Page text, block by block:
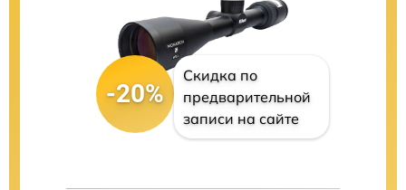
-20%
Скидка по
предварительной
записи на сайте